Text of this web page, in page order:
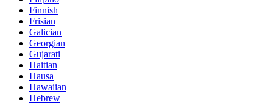
Finnish
Frisian
Galician
Georgian
Gujarati
Haitian
Hausa
Hawaiian
Hebrew